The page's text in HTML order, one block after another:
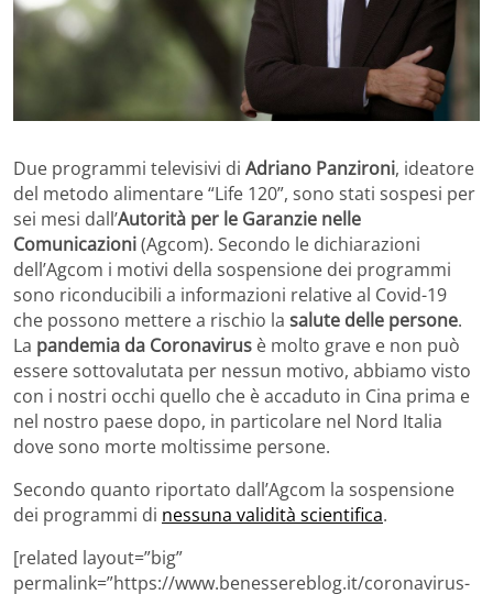
Due programmi televisivi di Adriano Panzironi, ideatore
del metodo alimentare “Life 120”, sono stati sospesi per
sei mesi dall’Autorità per le Garanzie nelle
Comunicazioni(Agcom). Secondo le dichiarazioni
dell’Agcom i motivi della sospensione dei programmi
sono riconducibili a informazioni relative al Covid-19
che possono mettere a rischio la salute delle persone.
La pandemia da Coronavirus è molto grave e non può
essere sottovalutata per nessun motivo, abbiamo visto
con i nostri occhi quello che è accaduto in Cina prima e
nel nostro paese dopo, in particolare nel Nord Italia
dove sono morte moltissime persone.
Secondo quanto riportato dall’Agcom la sospensione
dei programmi di nessuna validità scientifica.
[related layout=”big”
permalink=”https://www.benessereblog.it/coronavirus-